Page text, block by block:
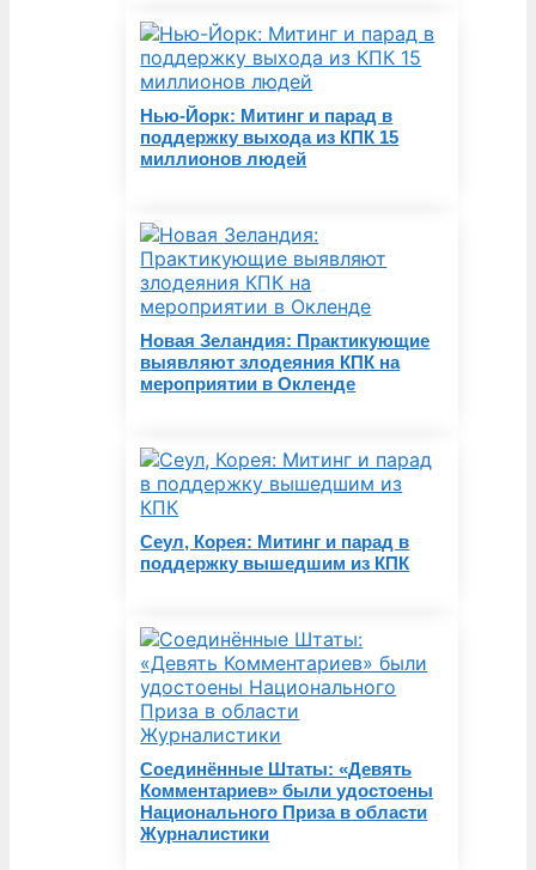
Нью-Йорк: Митинг и парад в
поддержку выхода из КПК 15
миллионов людей
Новая Зеландия: Практикующие
выявляют злодеяния КПК на
мероприятии в Окленде
Сеул, Корея: Митинг и парад в
поддержку вышедшим из КПК
Соединённые Штаты: «Девять
Комментариев» были удостоены
Национального Приза в области
Журналистики